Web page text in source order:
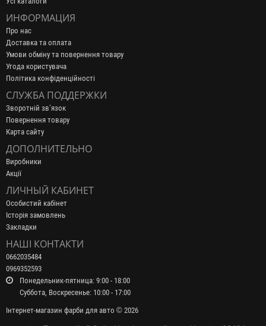
ИНФОРМАЦИЯ
Про нас
Доставка та оплата
Умови обміну та повернення товару
Угода користувача
Політика конфіденційності
СЛУЖБА ПОДДЕРЖКИ
Зворотній зв’язок
Повернення товару
Карта сайту
ДОПОЛНИТЕЛЬНО
Виробники
Акції
ЛИЧНЫЙ КАБИНЕТ
Особистий кабінет
Історія замовлень
Закладки
НАШІ КОНТАКТИ
0662035484
0969352593
Понедельник-пятница: 9:00 - 18:00
Суббота, Воскресенье: 10:00 - 17:00
Інтернет-магазин фарби для авто © 2026